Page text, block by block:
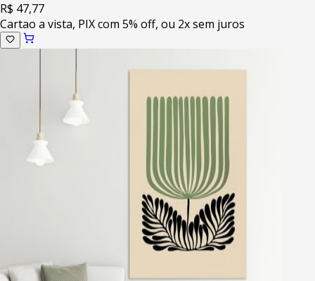
R$ 47,77
Cartao a vista, PIX com 5% off, ou 2x sem juros